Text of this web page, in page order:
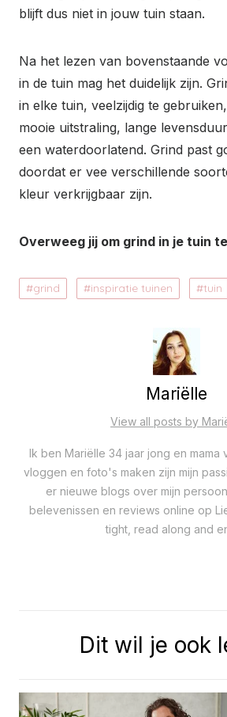
blijft dus niet in jouw tuin staan.
Na het lezen van bovenstaande
in de tuin mag het duidelijk zijn.
in elke tuin, veelzijdig te
mooie uitstraling, lange
een waterdoorlatend. Grind past
doordat er vee verschillende
kleur verkrijgbaar zijn.
Overweeg jij om grind in je tuin
grind inspiratie tuinen tuin
Mariëlle
View all posts by
Ik ben Mariëlle 34 jaar jong en mama
vloggen en foto's maken zijn mijn
er nieuwe blogs over mijn
belevenissen en reviews online op
tight, read along and
Dit wil je ook